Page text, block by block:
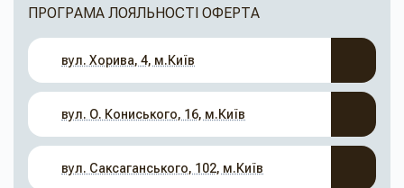
ПРОГРАМА ЛОЯЛЬНОСТІ ОФЕРТА
вул. Хорива, 4, м.Київ
вул. О. Кониського, 16, м.Київ
вул. Саксаганського, 102, м.Київ